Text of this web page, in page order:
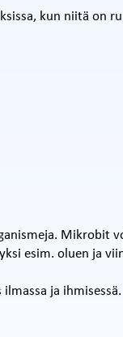
kun niitä on
Mikrobit
esim. oluen ja
ja ihmisessä.